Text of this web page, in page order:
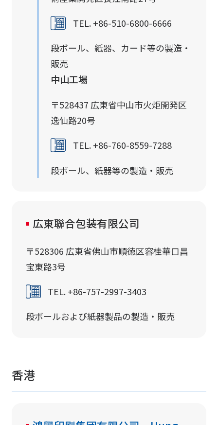
TEL. +86-510-6800-6666
段ボール、紙器、カード等の製造・
販売
中山工場
〒528437 広東省中山市火炬開発区
逸仙路20号
TEL. +86-760-8559-7288
段ボール、紙器等の製造・販売
広東聯合包装有限公司
〒528306 広東省佛山市順徳区容桂華口昌
宝東路3号
TEL. +86-757-2997-3403
段ボールおよび紙器製品の製造・販売
香港